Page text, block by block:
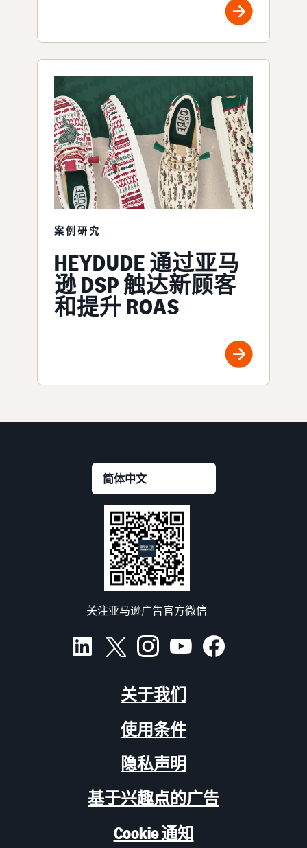
案例研究
HEYDUDE 通过亚马
逊 DSP 触达新顾客
和提升 ROAS
关注亚马逊广告官方微信
关于我们
使用条件
隐私声明
基于兴趣点的广告
Cookie 通知